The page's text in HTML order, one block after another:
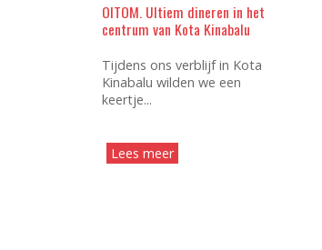
OITOM. Ultiem dineren in het
centrum van Kota Kinabalu
Tijdens ons verblijf in Kota
Kinabalu wilden we een
keertje...
Lees meer